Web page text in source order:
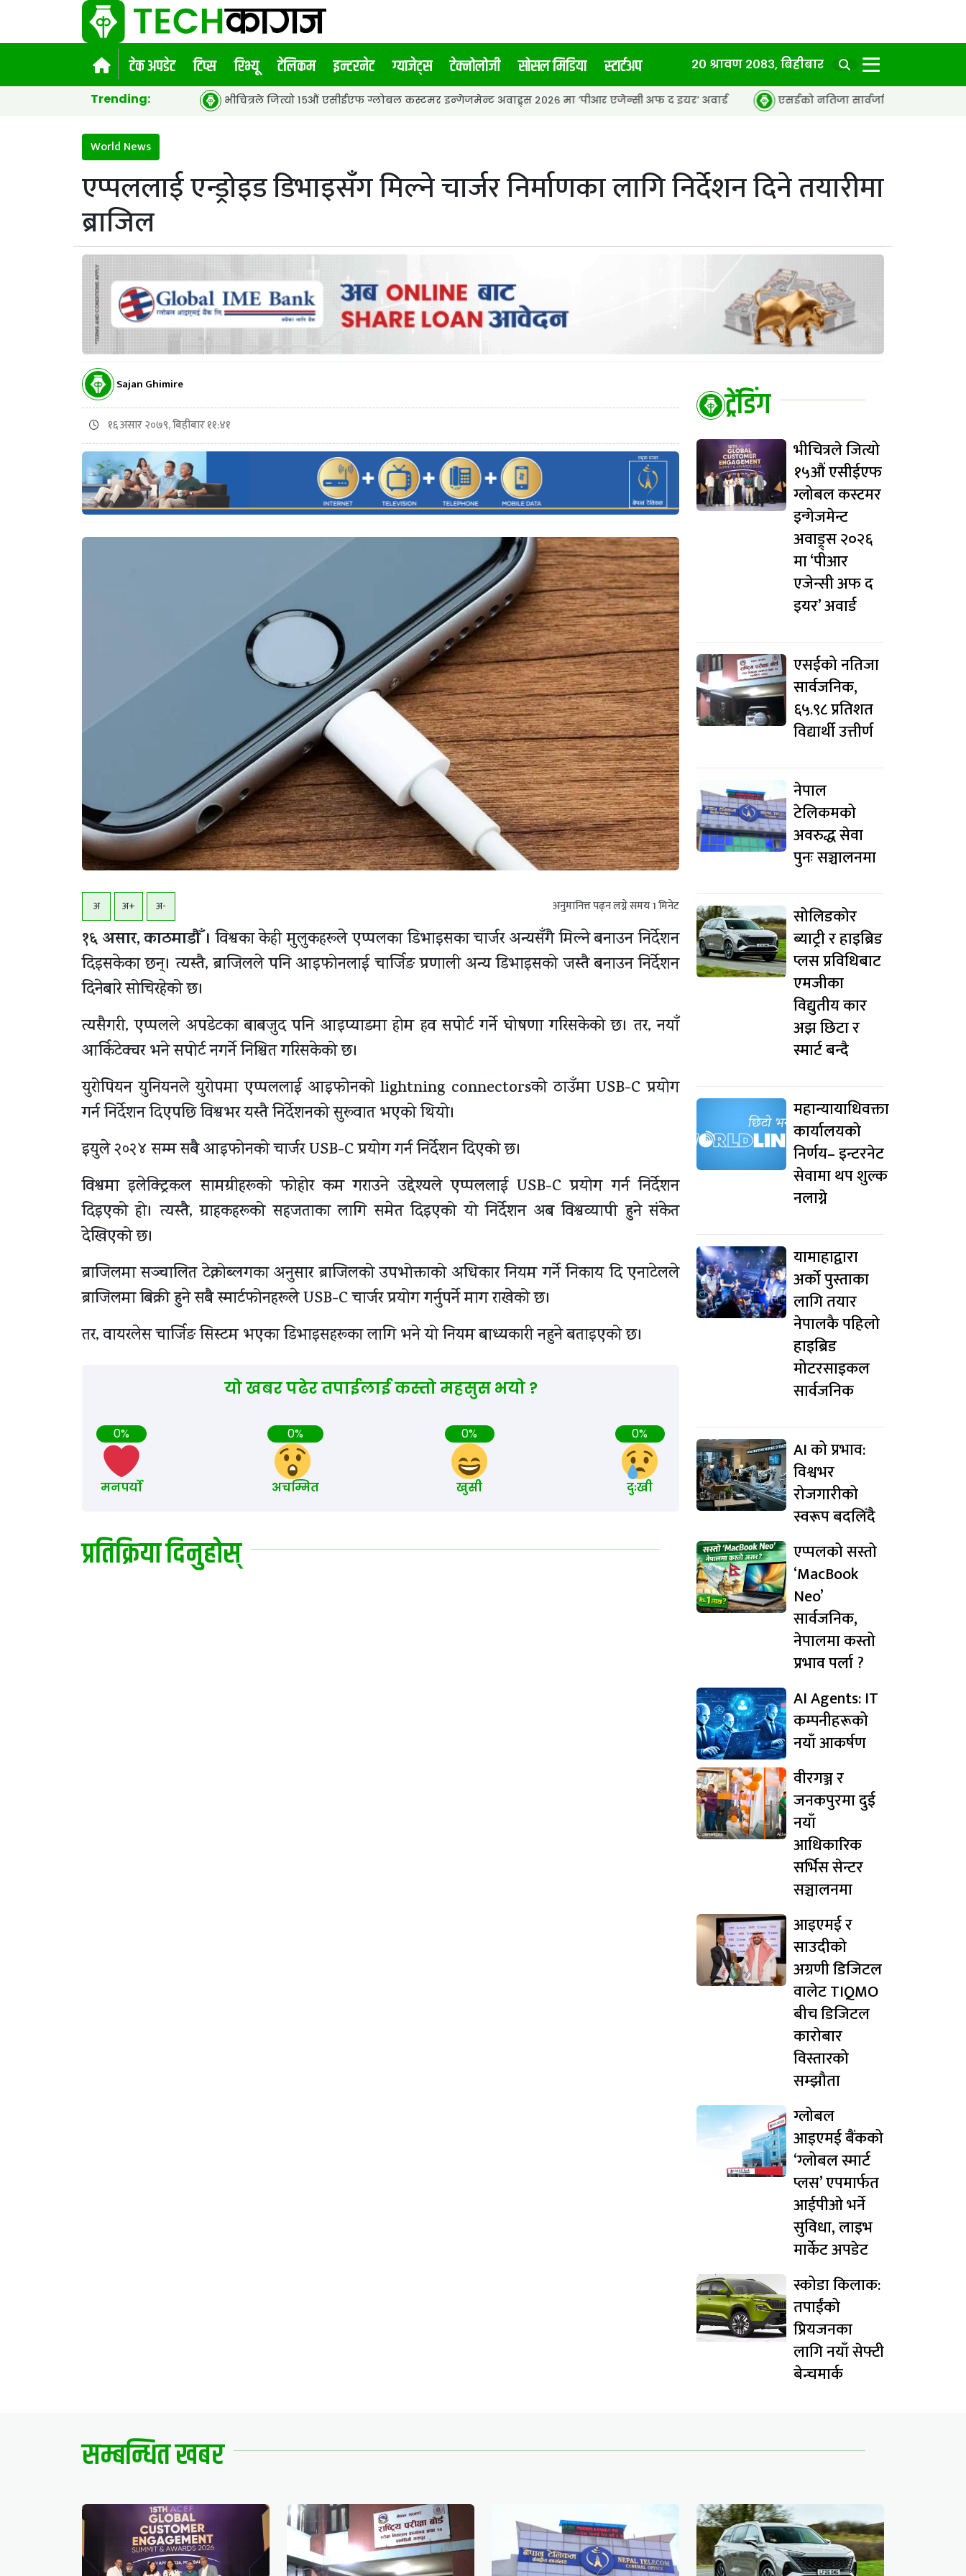
टेक अपडेट टिप्स रिभ्यू टेलिकम इन्टरनेट ग्याजेट्स टेक्नोलोजी सोसल मिडिया स्टार्टअप २० श्रावण २०८३, बिहीबार
Trending: भीचित्रले जित्यो १५औं एसीईएफ ग्लोबल कस्टमर इन्गेजमेन्ट अवाड्र्स २०२६ मा ‘पीआर एजेन्सी अफ द इयर’ अवार्ड एसईको नतिजा सार्वजनिक, ६५.९८ प्रतिशत विद्यार्थी उत्तीर्ण
World News
एप्पललाई एन्ड्रोइड डिभाइसँग मिल्ने चार्जर निर्माणका लागि निर्देशन दिने तयारीमा
ब्राजिल
Sajan Ghimire
१६ असार २०७९, बिहीबार ११:४१
अ अ+ अ- अनुमानित्त पढ्न लग्ने समय1मिनेट
१६ असार, काठमाडाैँ । विश्वका केही मुलुकहरूले एप्पलका डिभाइसका चार्जर अन्यसँगै मिल्ने बनाउन निर्देशन
दिइसकेका छन्। त्यस्तै, ब्राजिलले पनि आइफोनलाई चार्जिङ प्रणाली अन्य डिभाइसको जस्तै बनाउन निर्देशन
दिनेबारे सोचिरहेको छ।
त्यसैगरी, एप्पलले अपडेटका बाबजुद पनि आइप्याडमा होम हव सपोर्ट गर्ने घोषणा गरिसकेको छ। तर, नयाँ
आर्किटेक्चर भने सपोर्ट नगर्ने निश्चित गरिसकेको छ।
युरोपियन युनियनले युरोपमा एप्पललाई आइफोनको lightning connectorsको ठाउँमा USB-C प्रयोग
गर्न निर्देशन दिएपछि विश्वभर यस्तै निर्देशनको सुरूवात भएको थियो।
इयुले २०२४ सम्म सबै आइफोनको चार्जर USB-C प्रयोग गर्न निर्देशन दिएको छ।
विश्वमा इलेक्ट्रिकल सामग्रीहरूको फोहोर कम गराउने उद्देश्यले एप्पललाई USB-C प्रयोग गर्न निर्देशन
दिइएको हो। त्यस्तै, ग्राहकहरूको सहजताका लागि समेत दिइएको यो निर्देशन अब विश्वव्यापी हुने संकेत
देखिएको छ।
ब्राजिलमा सञ्चालित टेक्नोब्लगका अनुसार ब्राजिलको उपभोक्ताको अधिकार नियम गर्ने निकाय दि एनाटेलले
ब्राजिलमा बिक्री हुने सबै स्मार्टफोनहरूले USB-C चार्जर प्रयोग गर्नुपर्ने माग राखेको छ।
तर, वायरलेस चार्जिङ सिस्टम भएका डिभाइसहरूका लागि भने यो नियम बाध्यकारी नहुने बताइएको छ।
यो खबर पढेर तपाईलाई कस्तो महसुस भयो ?
0%
मनपर्यो
0%
अचम्मित
0%
खुसी
0%
दुःखी
प्रतिक्रिया दिनुहोस्
ट्रेंडिंग
भीचित्रले जित्यो
१५औं एसीईएफ
ग्लोबल कस्टमर
इन्गेजमेन्ट
अवाड्र्स २०२६
मा ‘पीआर
एजेन्सी अफ द
इयर’ अवार्ड
एसईको नतिजा
सार्वजनिक,
६५.९८ प्रतिशत
विद्यार्थी उत्तीर्ण
नेपाल
टेलिकमको
अवरुद्ध सेवा
पुनः सञ्चालनमा
सोलिडकोर
ब्याट्री र हाइब्रिड
प्लस प्रविधिबाट
एमजीका
विद्युतीय कार
अझ छिटा र
स्मार्ट बन्दै
महान्यायाधिवक्ता
कार्यालयको
निर्णय– इन्टरनेट
सेवामा थप शुल्क
नलाग्ने
यामाहाद्वारा
अर्को पुस्ताका
लागि तयार
नेपालकै पहिलो
हाइब्रिड
मोटरसाइकल
सार्वजनिक
AI को प्रभाव:
विश्वभर
रोजगारीको
स्वरूप बदलिँदै
एप्पलको सस्तो
‘MacBook
Neo’
सार्वजनिक,
नेपालमा कस्तो
प्रभाव पर्ला ?
AI Agents: IT
कम्पनीहरूको
नयाँ आकर्षण
वीरगञ्ज र
जनकपुरमा दुई
नयाँ
आधिकारिक
सर्भिस सेन्टर
सञ्चालनमा
आइएमई र
साउदीको
अग्रणी डिजिटल
वालेट TIQMO
बीच डिजिटल
कारोबार
विस्तारको
सम्झौता
ग्लोबल
आइएमई बैंकको
‘ग्लोबल स्मार्ट
प्लस’ एपमार्फत
आईपीओ भर्ने
सुविधा, लाइभ
मार्केट अपडेट
स्कोडा किलाक:
तपाईंको
प्रियजनका
लागि नयाँ सेफ्टी
बेन्चमार्क
सम्बन्धित खबर